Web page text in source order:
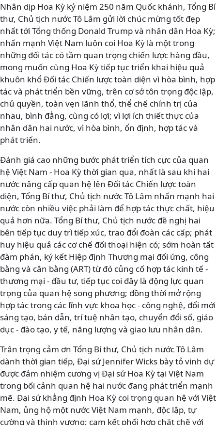
Nhân dịp Hoa Kỳ kỷ niệm 250 năm Quốc khánh, Tổng Bí
thư, Chủ tịch nước Tô Lâm gửi lời chúc mừng tốt đẹp
nhất tới Tổng thống Donald Trump và nhân dân Hoa Kỳ;
nhấn mạnh Việt Nam luôn coi Hoa Kỳ là một trong
những đối tác có tầm quan trọng chiến lược hàng đầu,
mong muốn cùng Hoa Kỳ tiếp tục triển khai hiệu quả
khuôn khổ Đối tác Chiến lược toàn diện vì hòa bình, hợp
tác và phát triển bền vững, trên cơ sở tôn trọng độc lập,
chủ quyền, toàn vẹn lãnh thổ, thể chế chính trị của
nhau, bình đẳng, cùng có lợi; vì lợi ích thiết thực của
nhân dân hai nước, vì hòa bình, ổn định, hợp tác và
phát triển.
Đánh giá cao những bước phát triển tích cực của quan
hệ Việt Nam - Hoa Kỳ thời gian qua, nhất là sau khi hai
nước nâng cấp quan hệ lên Đối tác Chiến lược toàn
diện, Tổng Bí thư, Chủ tịch nước Tô Lâm nhấn mạnh hai
nước còn nhiều việc phải làm để hợp tác thực chất, hiệu
quả hơn nữa. Tổng Bí thư, Chủ tịch nước đề nghị hai
bên tiếp tục duy trì tiếp xúc, trao đổi đoàn các cấp; phát
huy hiệu quả các cơ chế đối thoại hiện có; sớm hoàn tất
đàm phán, ký kết Hiệp định Thương mại đối ứng, công
bằng và cân bằng (ART) từ đó củng cố hợp tác kinh tế -
thương mại - đầu tư, tiếp tục coi đây là động lực quan
trọng của quan hệ song phương; đồng thời mở rộng
hợp tác trong các lĩnh vực khoa học - công nghệ, đổi mới
sáng tạo, bán dẫn, trí tuệ nhân tạo, chuyển đổi số, giáo
dục - đào tạo, y tế, năng lượng và giao lưu nhân dân.
Trân trọng cảm ơn Tổng Bí thư, Chủ tịch nước Tô Lâm
dành thời gian tiếp, Đại sứ Jennifer Wicks bày tỏ vinh dự
được đảm nhiệm cương vị Đại sứ Hoa Kỳ tại Việt Nam
trong bối cảnh quan hệ hai nước đang phát triển mạnh
mẽ. Đại sứ khẳng định Hoa Kỳ coi trọng quan hệ với Việt
Nam, ủng hộ một nước Việt Nam mạnh, độc lập, tự
cường và thịnh vượng; cam kết phối hợp chặt chẽ với